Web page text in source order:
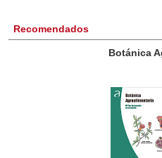
Recomendados
Botánica Agroalimentaria
IVA